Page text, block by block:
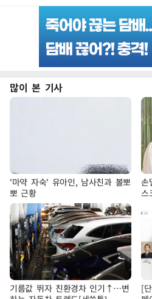
많이 본 기사
'마약 자숙' 유아인, 남사친과 볼뽀
뽀 근황
손
스
기름값 뛰자 친환경차 인기↑…변
[